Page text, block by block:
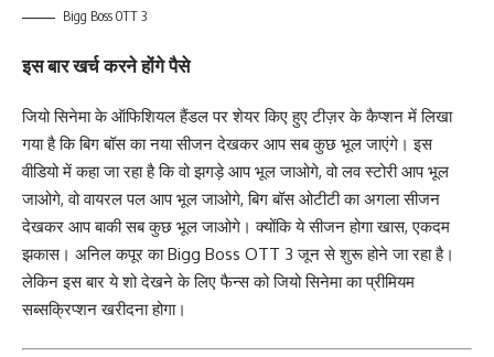
Bigg Boss OTT 3
इस बार खर्च करने होंगे पैसे
जियो सिनेमा के ऑफिशियल हैंडल पर शेयर किए हुए टीज़र के कैप्शन में लिखा
गया है कि बिग बॉस का नया सीजन देखकर आप सब कुछ भूल जाएंगे। इस
वीडियो में कहा जा रहा है कि वो झगड़े आप भूल जाओगे, वो लव स्टोरी आप भूल
जाओगे, वो वायरल पल आप भूल जाओगे, बिग बॉस ओटीटी का अगला सीजन
देखकर आप बाकी सब कुछ भूल जाओगे। क्योंकि ये सीजन होगा खास, एकदम
झकास। अनिल कपूर का Bigg Boss OTT 3 जून से शुरू होने जा रहा है।
लेकिन इस बार ये शो देखने के लिए फैन्स को जियो सिनेमा का प्रीमियम
सब्सक्रिप्शन खरीदना होगा।